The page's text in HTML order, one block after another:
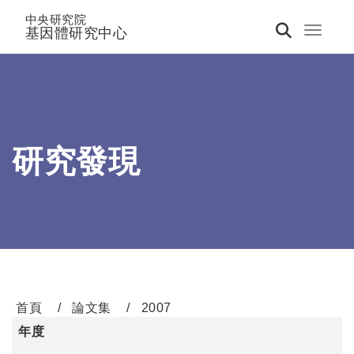
Toggle
中央研究院
基因體研究中心
研究發現
首頁 論文集
2007
年度